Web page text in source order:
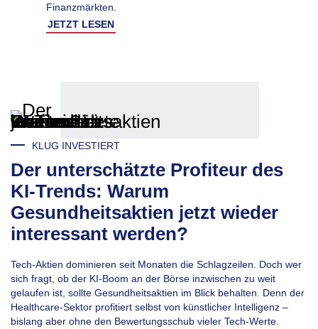
Finanzmärkten.
JETZT LESEN
KLUG INVESTIERT
Der unterschätzte Profiteur des
KI-Trends: Warum
Gesundheitsaktien jetzt wieder
interessant werden?
Tech-Aktien dominieren seit Monaten die Schlagzeilen. Doch wer
sich fragt, ob der KI-Boom an der Börse inzwischen zu weit
gelaufen ist, sollte Gesundheitsaktien im Blick behalten. Denn der
Healthcare-Sektor profitiert selbst von künstlicher Intelligenz –
bislang aber ohne den Bewertungsschub vieler Tech-Werte.